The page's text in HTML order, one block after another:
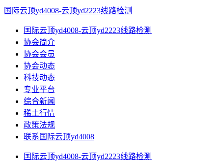
国际云顶yd4008-云顶yd2223线路检测
国际云顶yd4008-云顶yd2223线路检测
协会简介
协会会员
协会动态
科技动态
专业平台
综合新闻
稀土行情
政策法规
联系国际云顶yd4008
国际云顶yd4008-云顶yd2223线路检测